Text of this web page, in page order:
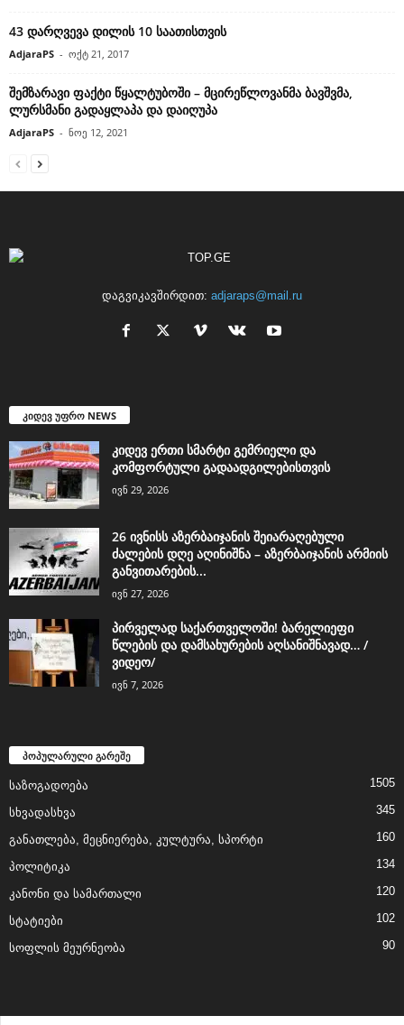
43 დარღვევა დილის 10 საათისთვის
AdjaraPS - ოქტ 21, 2017
შემზარავი ფაქტი წყალტუბოში – მცირეწლოვანმა ბავშვმა,
ლურსმანი გადაყლაპა და დაიღუპა
AdjaraPS - ნოე 12, 2021
დაგვიკავშირდით: adjaraps@mail.ru
კიდევ უფრო NEWS
კიდევ ერთი სმარტი გემრიელი და
კომფორტული გადაადგილებისთვის
ივნ 29, 2026
26 ივნისს აზერბაიჯანის შეიარაღებული
ძალების დღე აღინიშნა – აზერბაიჯანის არმიის
განვითარების...
ივნ 27, 2026
პირველად საქართველოში! ბარელიეფი
წლების და დამსახურების აღსანიშნავად… /
ვიდეო/
ივნ 7, 2026
პოპულარული გარეშე
საზოგადოება 1505
სხვადასხვა 345
განათლება, მეცნიერება, კულტურა, სპორტი 160
პოლიტიკა 134
კანონი და სამართალი 120
სტატიები 102
სოფლის მეურნეობა 90